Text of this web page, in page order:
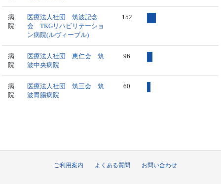
病
院
医療法人社団 筑波記念
会 TKGリハビリテーショ
ン病院(ルヴィーブル)
152
病
院
医療法人社団 恵仁会 筑
波中央病院
96
病
院
医療法人社団 筑三会 筑
波胃腸病院
60
ご利用案内 よくある質問 お問い合わせ